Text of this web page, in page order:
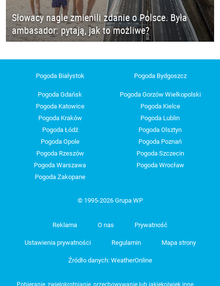
Słowacy nagle zmienili zdanie o Polsce. Była
ambasador: pytają, jak to możliwe?
Pogoda Białystok Pogoda Bydgoszcz
Pogoda Gdańsk
Pogoda Gorzów Wielkopolski
Pogoda Katowice
Pogoda Kielce
Pogoda Kraków
Pogoda Lublin
Pogoda Łódź
Pogoda Olsztyn
Pogoda Opole
Pogoda Poznań
Pogoda Rzeszów
Pogoda Szczecin
Pogoda Warszawa
Pogoda Wrocław
Pogoda Zakopane
© 1995-2026 Grupa WP
Reklama O nas Prywatność
Ustawienia prywatności Regulamin Mapa strony
Źródło danych: WeatherOnline
Pobieranie, zwielokrotnianie, przechowywanie lub jakiekolwiek inne